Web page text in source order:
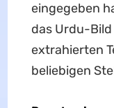
eingegeben
das Urdu-
extrahierten
beliebigen